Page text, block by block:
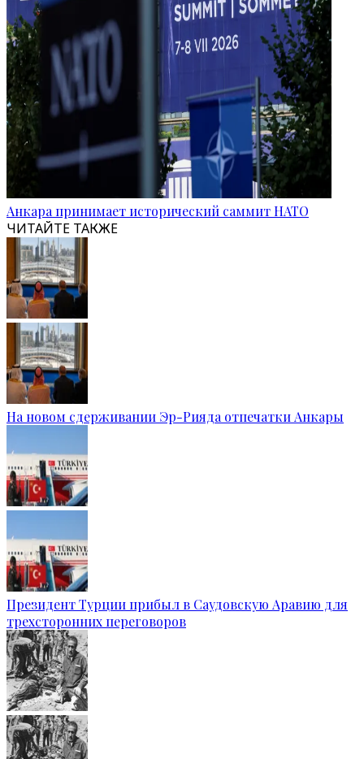
Анкара принимает исторический саммит НАТО
ЧИТАЙТЕ ТАКЖЕ
На новом сдерживании Эр-Рияда отпечатки Анкары
Президент Турции прибыл в Саудовскую Аравию для
трехсторонних переговоров